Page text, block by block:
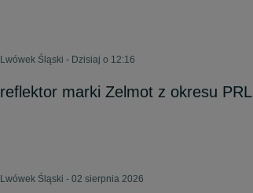
Lwówek Śląski - Dzisiaj o 12:16
reflektor marki Zelmot z okresu PRL
Lwówek Śląski - 02 sierpnia 2026